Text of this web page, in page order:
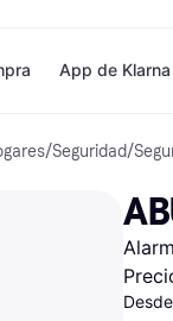
Formas de
Paga en 3 plazos
Paga en 30 días
Financiación
Klarna en Apple
Tiendas
Zalando
JD Sports
App de Klarna
/Seguridad/